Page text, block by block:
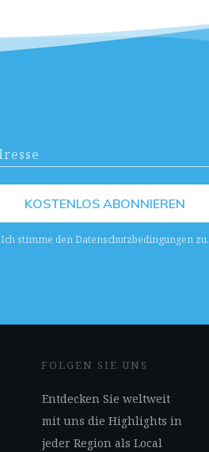
KOSTENLOS ABONNIEREN
Ich stimme den Datenschutzbedingungen zu.
FOLGEN SIE UNS
Entdecken Sie weltweit
mit uns die Highlights in
jeder Region als Local